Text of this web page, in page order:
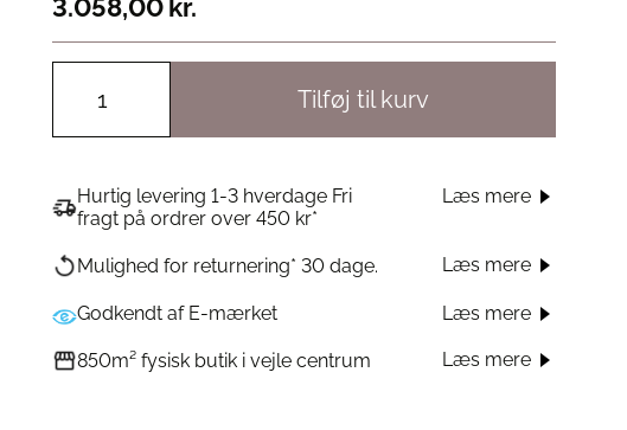
3.058,00 kr.
Tilføj til kurv
Hurtig levering 1-3 hverdage Fri
fragt på ordrer over 450 kr*
Læs mere
Mulighed for returnering* 30 dage. Læs mere
Godkendt af E-mærket Læs mere
850m² fysisk butik i vejle centrum Læs mere